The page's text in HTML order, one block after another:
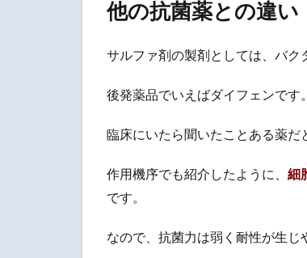
他の抗菌薬との違い
サルファ剤の製剤としては、バク
後発薬品でいえばダイフェンです。
臨床にいたら聞いたことある薬だ
作用機序でも紹介したように、 細
です。
なので、抗菌力は弱く耐性が生じ